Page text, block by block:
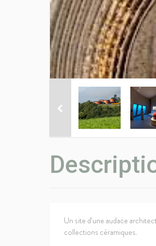
Un site d’une audace
collections céramiques.